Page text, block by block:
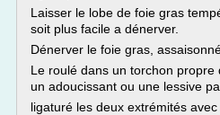
Laisser le lobe de foie gras
soit plus facile a dénerver.
Dénerver le foie gras,
Le roulé dans un torchon
un adoucissant ou une lessive
ligaturé les deux extrémités